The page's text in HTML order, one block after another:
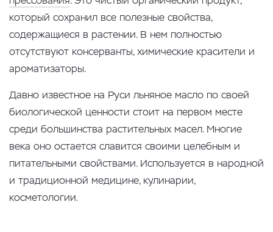
который сохранил все полезные свойства,
содержащиеся в растении. В нем полностью
отсутствуют консерванты, химические красители и
ароматизаторы.
Давно известное на Руси льняное масло по своей
биологической ценности стоит на первом месте
среди большинства растительных масел. Многие
века оно остается славится своими целебным и
питательными свойствами. Используется в народной
и традиционной медицине, кулинарии,
косметологии.